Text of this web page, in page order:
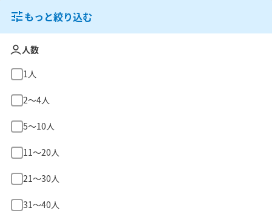
もっと絞り込む
人数
1人
2〜4人
5〜10人
11〜20人
21〜30人
31〜40人